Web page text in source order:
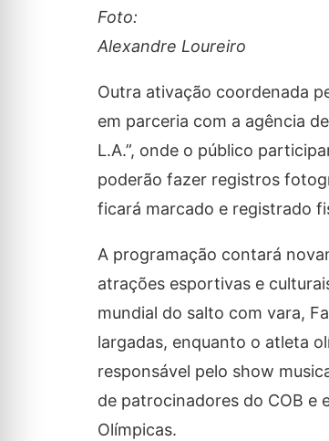
Foto:
Alexandre Loureiro
Outra ativação coordenada
em parceria com a agência
L.A.”, onde o público
poderão fazer registros
ficará marcado e registrado
A programação contará
atrações esportivas e
mundial do salto com vara,
largadas, enquanto o atleta
responsável pelo show
de patrocinadores do COB e
Olímpicas.